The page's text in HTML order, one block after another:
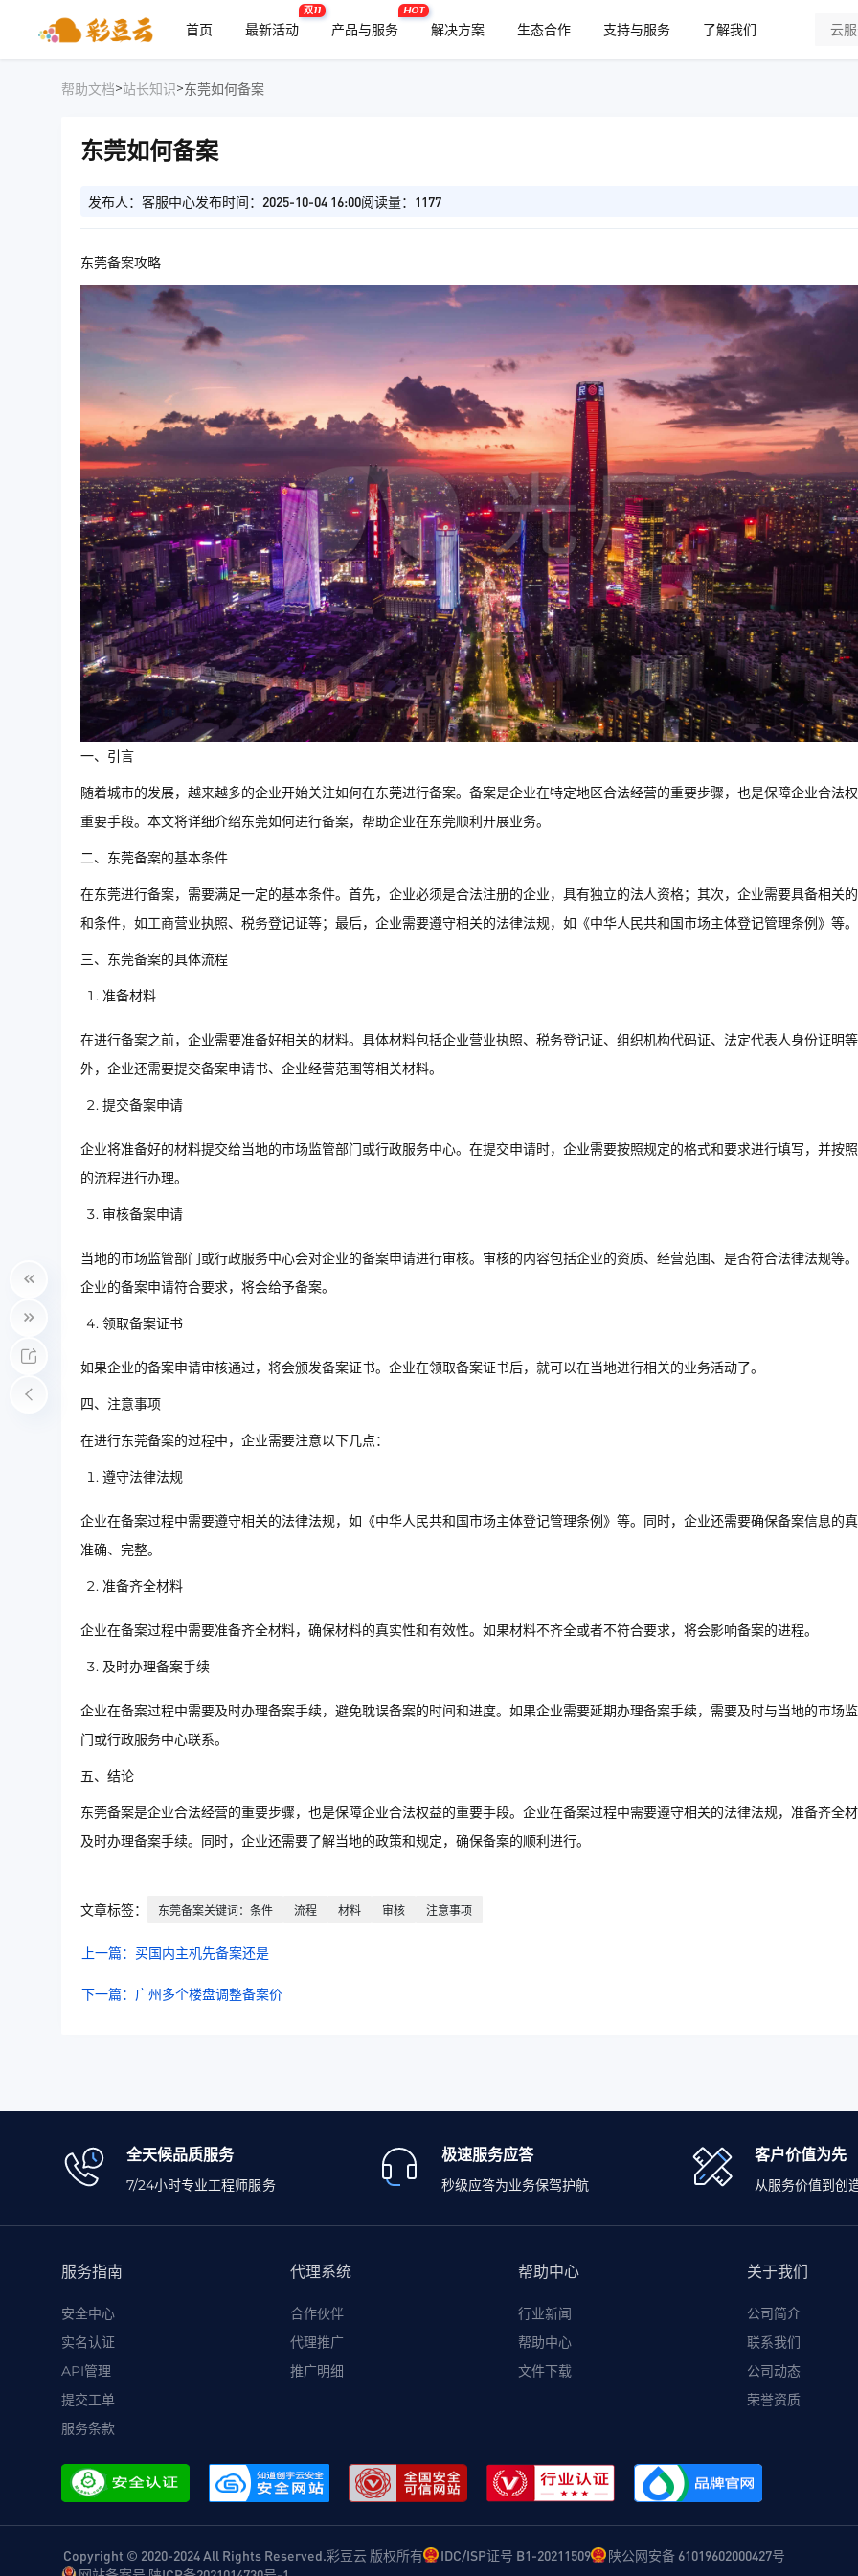
首页 最新活动
双11
产品与服务
HOT
解决方案 生态合作 支持与服务 了解我们
帮助文档>站长知识>东莞如何备案
东莞如何备案
发布人：客服中心发布时间：2025-10-04 16:00阅读量：1177
东莞备案攻略
一、引言
随着城市的发展，越来越多的企业开始关注如何在东莞进行备案。备案是企业在特定地区合法经营的重要步骤，也是保障企业合法
重要手段。本文将详细介绍东莞如何进行备案，帮助企业在东莞顺利开展业务。
二、东莞备案的基本条件
在东莞进行备案，需要满足一定的基本条件。首先，企业必须是合法注册的企业，具有独立的法人资格；其次，企业需要具备相关
和条件，如工商营业执照、税务登记证等；最后，企业需要遵守相关的法律法规，如《中华人民共和国市场主体登记管理条例》等。
三、东莞备案的具体流程
准备材料
在进行备案之前，企业需要准备好相关的材料。具体材料包括企业营业执照、税务登记证、组织机构代码证、法定代表人身份证明
外，企业还需要提交备案申请书、企业经营范围等相关材料。
提交备案申请
企业将准备好的材料提交给当地的市场监管部门或行政服务中心。在提交申请时，企业需要按照规定的格式和要求进行填写，并按
的流程进行办理。
审核备案申请
当地的市场监管部门或行政服务中心会对企业的备案申请进行审核。审核的内容包括企业的资质、经营范围、是否符合法律法规等
企业的备案申请符合要求，将会给予备案。
领取备案证书
如果企业的备案申请审核通过，将会颁发备案证书。企业在领取备案证书后，就可以在当地进行相关的业务活动了。
四、注意事项
在进行东莞备案的过程中，企业需要注意以下几点：
遵守法律法规
企业在备案过程中需要遵守相关的法律法规，如《中华人民共和国市场主体登记管理条例》等。同时，企业还需要确保备案信息的
准确、完整。
准备齐全材料
企业在备案过程中需要准备齐全材料，确保材料的真实性和有效性。如果材料不齐全或者不符合要求，将会影响备案的进程。
及时办理备案手续
企业在备案过程中需要及时办理备案手续，避免耽误备案的时间和进度。如果企业需要延期办理备案手续，需要及时与当地的市场
门或行政服务中心联系。
五、结论
东莞备案是企业合法经营的重要步骤，也是保障企业合法权益的重要手段。企业在备案过程中需要遵守相关的法律法规，准备齐全
及时办理备案手续。同时，企业还需要了解当地的政策和规定，确保备案的顺利进行。
文章标签： 东莞备案关键词：条件 流程 材料 审核 注意事项
上一篇：买国内主机先备案还是
下一篇：广州多个楼盘调整备案价
全天候品质服务
7/24小时专业工程师服务
极速服务应答
秒级应答为业务保驾护航
客户价值为先
从服务价值到创
服务指南
安全中心
实名认证
API管理
提交工单
服务条款
代理系统
合作伙伴
代理推广
推广明细
帮助中心
行业新闻
帮助中心
文件下载
关于我们
公司简介
联系我们
公司动态
荣誉资质
Copyright © 2020-2024 All Rights Reserved.彩豆云 版权所有 IDC/ISP证号 B1-20211509
陕公网安备 61019602000427号